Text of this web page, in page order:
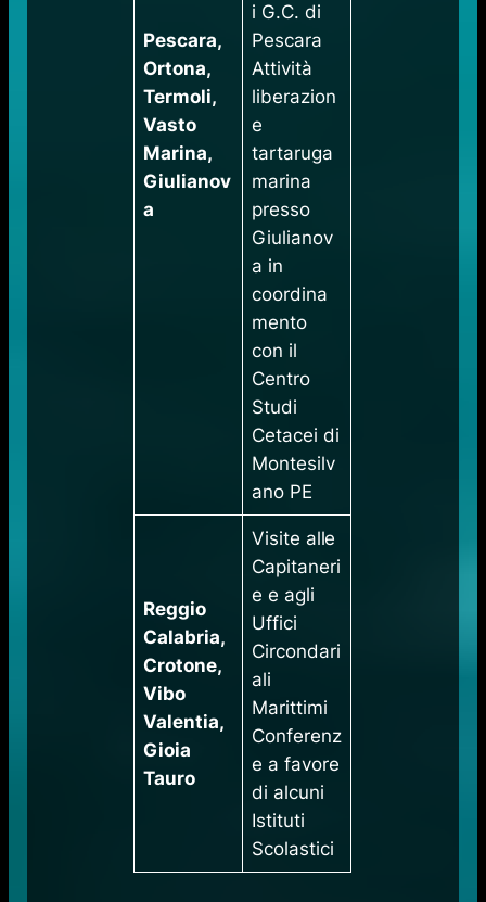
Pescara,
Ortona,
Termoli,
Vasto
Marina,
Giulianov
a
i G.C. di
Pescara
Attività
liberazion
e
tartaruga
marina
presso
Giulianov
a in
coordina
mento
con il
Centro
Studi
Cetacei di
Montesilv
ano PE
Reggio
Calabria,
Crotone,
Vibo
Valentia,
Gioia
Tauro
​Visite alle
Capitaneri
e e agli
Uffici
Circondari
ali
Marittimi
Conferenz
e a favore
di alcuni
Istituti
Scolastici